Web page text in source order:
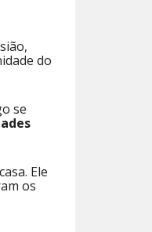
do
se
Ele
os